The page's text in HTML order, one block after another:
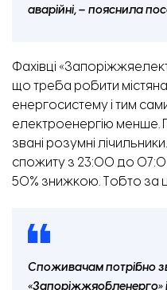
аварійні, – пояснила
Фахівці
що треба робити
енергосистему і тим
електроенергію менше.
звані розумні
спожиту з 23:00 до
50% знижкою. Тобто за
Споживачам потрібно
«Запоріжжяобленерго»